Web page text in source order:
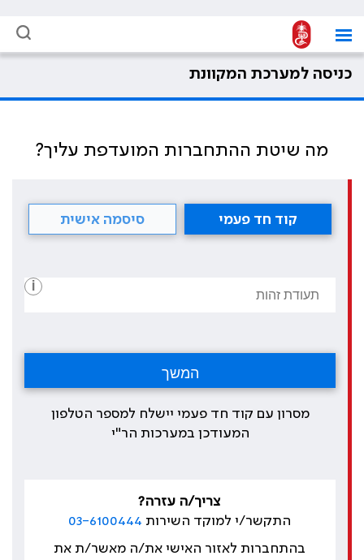
כניסה למערכת המקוונת
מה שיטת ההתחברות המועדפת עליך?
קוד חד פעמי סיסמה אישית
i
מסרון עם קוד חד פעמי יישלח למספר הטלפון
המעודכן במערכות הר"י
צריך/ה עזרה?
התקשר/י למוקד השירות 03-6100444
בהתחברות לאזור האישי את/ה מאשר/ת את